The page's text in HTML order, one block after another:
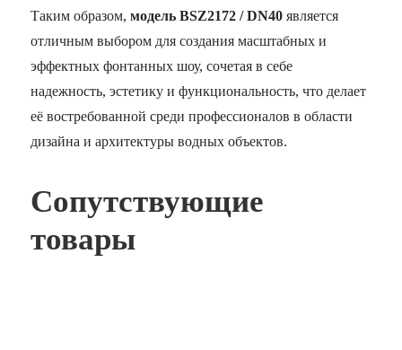
Таким образом,модель BSZ2172 / DN40 является
отличным выбором для создания масштабных и
эффектных фонтанных шоу, сочетая в себе
надежность, эстетику и функциональность, что делает
её востребованной среди профессионалов в области
дизайна и архитектуры водных объектов.
Сопутствующие
товары